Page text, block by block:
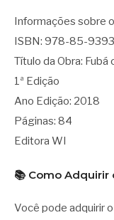
Informações sobre
ISBN: 978-85-
Título da Obra: Fubá
1ª Edição
Ano Edição: 2018
Páginas: 84
Editora WI
📚 Como Adquirir
Você pode adquirir